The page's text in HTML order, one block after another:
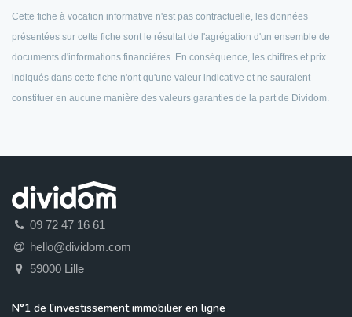
Cette fiche à vocation informative n'est pas contractuelle, les données
présentées sur cette fiche sont le résultat de l'agrégation d'un ensemble de
documents d'informations financières. En conséquence, les chiffres et prix
indiqués dans cette fiche n'ont qu'une valeur indicative et ne sauraient
constituer en aucune manière des valeurs garanties de la part de Dividom.
09 72 47 16 61
hello@dividom.com
59000 Lille
N°1 de l'investissement immobilier en ligne